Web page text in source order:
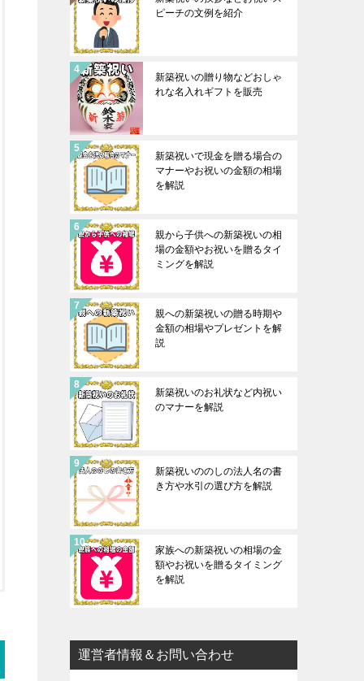
ピーチの文例を紹介
新築祝いの贈り物などおしゃ
れな名入れギフトを販売
新築祝いで現金を贈る場合の
マナーやお祝いの金額の相場
を解説
親から子供への新築祝いの相
場の金額やお祝いを贈るタイ
ミングを解説
親への新築祝いの贈る時期や
金額の相場やプレゼントを解
説
新築祝いのお礼状など内祝い
のマナーを解説
新築祝いののしの法人名の書
き方や水引の選び方を解説
家族への新築祝いの相場の金
額やお祝いを贈るタイミング
を解説
運営者情報＆お問い合わせ